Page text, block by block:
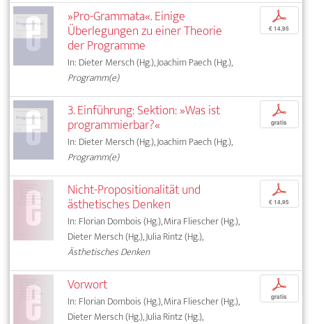
»Pro-Grammata«. Einige
Überlegungen zu einer Theorie
der Programme
In: Dieter Mersch (Hg.), Joachim Paech (Hg.),
Programm(e)
p
€ 14,95
3. Einführung: Sektion: »Was ist
programmierbar?«
In: Dieter Mersch (Hg.), Joachim Paech (Hg.),
Programm(e)
p
gratis
Nicht-Propositionalität und
ästhetisches Denken
In: Florian Dombois (Hg.), Mira Fliescher (Hg.),
Dieter Mersch (Hg.), Julia Rintz (Hg.),
Ästhetisches Denken
p
€ 14,95
Vorwort
In: Florian Dombois (Hg.), Mira Fliescher (Hg.),
Dieter Mersch (Hg.), Julia Rintz (Hg.),
p
gratis